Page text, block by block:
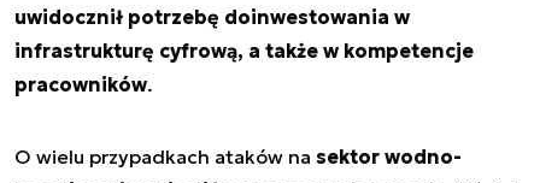
uwidocznił potrzebę doinwestowania w
infrastrukturę cyfrową, a także w kompetencje
pracowników.
O wielu przypadkach ataków na sektor wodno-